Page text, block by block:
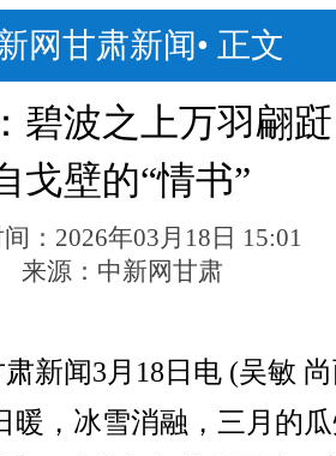
网甘肃新闻• 正文
碧波之上万羽翩
戈壁的“情书”
： 2026年03月18日 15:01
来源： 中新网甘肃
闻3月18日电 (吴敏 尚
暖，冰雪消融，三月的